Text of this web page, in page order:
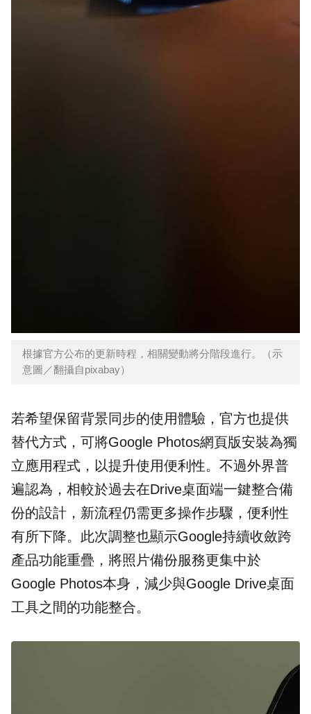
根據官方公布的更新時程，相關變動將分階段進行。（示
意圖／翻攝自pixabay）
若希望保留背景同步的使用體驗，官方也提供
替代方式，可將Google Photos網頁版安裝為獨
立應用程式，以提升使用便利性。不過外界普
遍認為，相較於過去在Drive桌面端一鍵整合備
份的設計，新流程仍需更多操作步驟，便利性
有所下降。此次調整也顯示Google持續收斂跨
產品功能重疊，將照片備份服務更集中於
Google Photos本身，減少與Google Drive桌面
工具之間的功能整合。